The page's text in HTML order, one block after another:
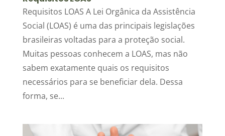
Requisitos LOAS A Lei Orgânica da Assistência
Social (LOAS) é uma das principais legislações
brasileiras voltadas para a proteção social.
Muitas pessoas conhecem a LOAS, mas não
sabem exatamente quais os requisitos
necessários para se beneficiar dela. Dessa
forma, se...